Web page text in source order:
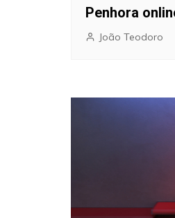
Penhora
João Teodoro